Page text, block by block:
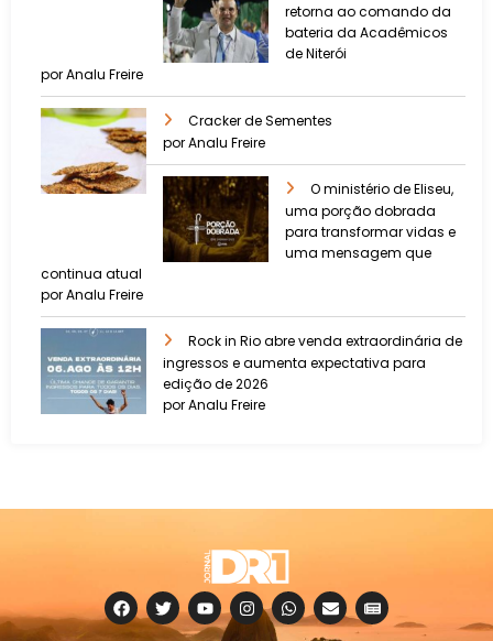
retorna ao comando da
bateria da Acadêmicos
de Niterói
por Analu Freire
Cracker de Sementes
por Analu Freire
O ministério de Eliseu,
uma porção dobrada
para transformar vidas e
uma mensagem que
continua atual
por Analu Freire
Rock in Rio abre venda extraordinária de
ingressos e aumenta expectativa para
edição de 2026
por Analu Freire